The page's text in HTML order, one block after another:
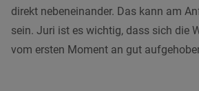
direkt nebeneinander. Das kann am
sein. Juri ist es wichtig, dass sich die
vom ersten Moment an gut